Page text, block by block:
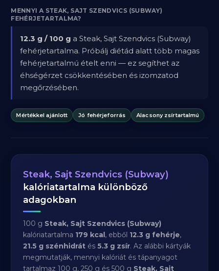
MENNYI A STEAK, SAJT SZENDVICS (SUBWAY)
FEHÉRJETARTALMA?
12.3 g / 100 g a Steak, Sajt Szendvics (Subway)
fehérjetartalma. Próbálj diétád alatt több magas
fehérjetartalmú ételt enni — ez segíthet az
éhségérzet csökkentésében és izomzatod
megőrzésében.
Mértékkel ajánlott Jó fehérjeforrás Alacsony zsírtartalmú
Steak, Sajt Szendvics (Subway)
kalóriatartalma különböző
adagokban
100 g Steak, Sajt Szendvics (Subway)
kalóriatartalma 179 kcal, ebből 12.3 g fehérje,
21.5 g szénhidrát és5.3 g zsír. Az alábbi kártyák
megmutatják, mennyi kalóriát és tápanyagot
tartalmaz 100 g, 250 g és 500 g Steak, Sajt